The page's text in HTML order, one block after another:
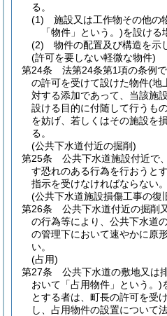
る。
(1)
施設又は工作物その他の
「物件」という。)を設ける
(2)
物件の配置及び構造を示
(許可を要しない軽微な物件)
第24条
法第24条第1項の条例
の許可を受けて設けた物件(地
対する添加であって、当該施
設ける目的に付随して行うも
を妨げ、若しくはその施設を
る。
(公共下水道付近の掘削)
第25条
公共下水道施設付近で
す恐れのある行為を行おうと
指示を受けなければならない。
(公共下水道施設損傷工事の復
第26条
公共下水道付近の掘削
の行為等により、公共下水道
の管理下において速やかに原
い。
(占用)
第27条
公共下水道の敷地又は
おいて「占用物件」という。)
とする者は、町長の許可を受
し、占用物件の設置について